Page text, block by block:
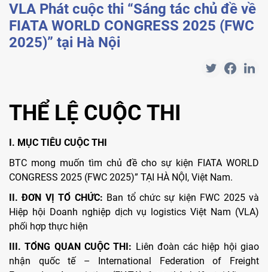
VLA Phát cuộc thi “Sáng tác chủ đề về
FIATA WORLD CONGRESS 2025 (FWC
2025)” tại Hà Nội
THỂ LỆ CUỘC THI
I. MỤC TIÊU CUỘC THI
BTC mong muốn tìm chủ đề cho sự kiện FIATA WORLD
CONGRESS 2025 (FWC 2025)” TẠI HÀ NỘI, Việt Nam.
II. ĐƠN VỊ TỔ CHỨC: Ban tổ chức sự kiện FWC 2025 và
Hiệp hội Doanh nghiệp dịch vụ logistics Việt Nam (VLA)
phối hợp thực hiện
III. TỔNG QUAN CUỘC THI: Liên đoàn các hiệp hội giao
nhận quốc tế – International Federation of Freight